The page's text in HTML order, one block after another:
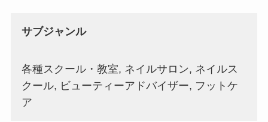
サブジャンル
各種スクール・教室, ネイルサロン, ネイルス
クール, ビューティーアドバイザー, フットケ
ア